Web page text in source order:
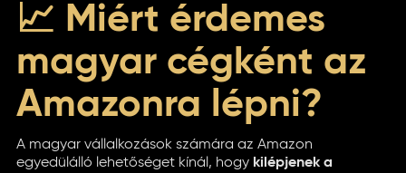
📈 Miért érdemes
magyar cégként az
Amazonra lépni?
A magyar vállalkozások számára az Amazon
egyedülálló lehetőséget kínál, hogy kilépjenek a